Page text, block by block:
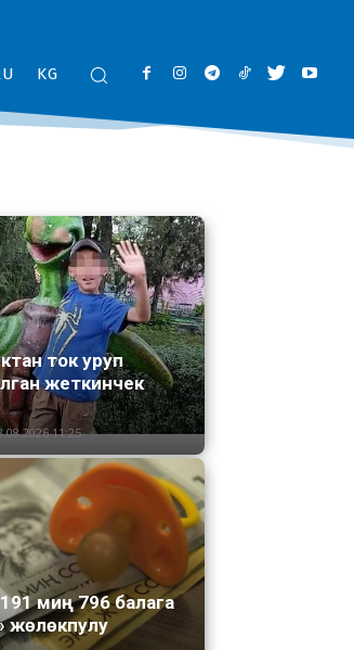
KG
ток уруп
жеткинчек
11:25
миң 796 балага
жөлөкпулу